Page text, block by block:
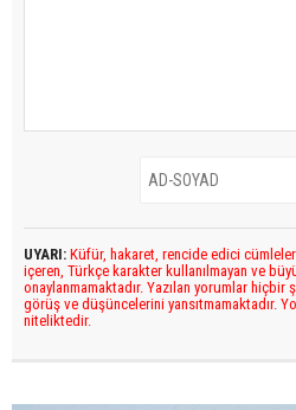
UYARI: Küfür, hakaret, rencide edici cümleler
içeren, Türkçe karakter kullanılmayan ve
onaylanmamaktadır. Yazılan yorumlar hiçbir
görüş ve düşüncelerini yansıtmamaktadır.
niteliktedir.